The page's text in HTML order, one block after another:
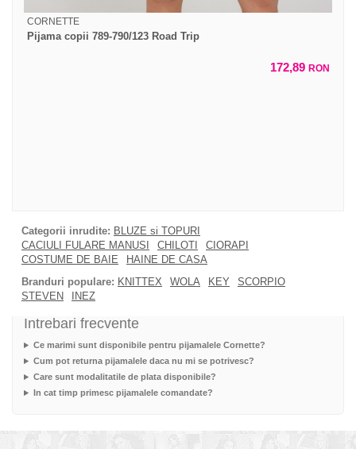
CORNETTE
Pijama copii 789-790/123 Road Trip
172,89 RON
Categorii inrudite: BLUZE si TOPURI
CACIULI FULARE MANUSI
CHILOTI
CIORAPI
COSTUME DE BAIE
HAINE DE CASA
Branduri populare: KNITTEX WOLA KEY
SCORPIO
STEVEN
INEZ
Intrebari frecvente
Ce marimi sunt disponibile pentru pijamalele Cornette?
Cum pot returna pijamalele daca nu mi se potrivesc?
Care sunt modalitatile de plata disponibile?
In cat timp primesc pijamalele comandate?